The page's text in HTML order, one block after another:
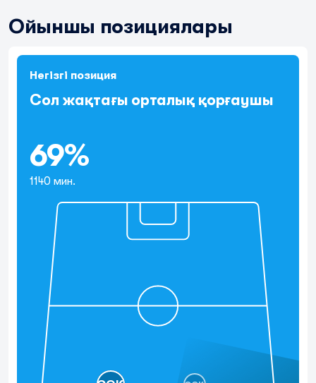
Ойыншы позициялары
Негізгі позиция
Сол жақтағы орталық қорғаушы
69%
1140 мин.